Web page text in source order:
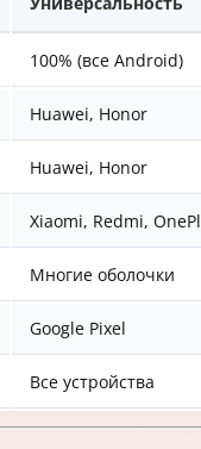
100% (все Android)
Huawei, Honor
Huawei, Honor
Xiaomi, Redmi,
Многие оболочки
Google Pixel
Все устройства